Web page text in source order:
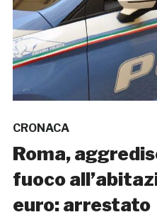
CRONACA
Roma,
fuoco
euro: arrestato